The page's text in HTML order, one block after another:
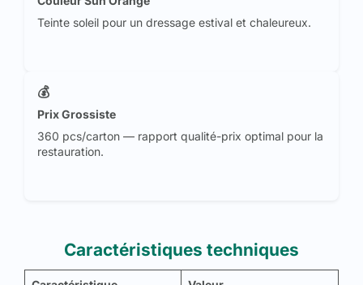
Teinte soleil pour un dressage estival et chaleureux.
💰
Prix Grossiste
360 pcs/carton — rapport qualité-prix optimal pour la
restauration.
Caractéristiques techniques